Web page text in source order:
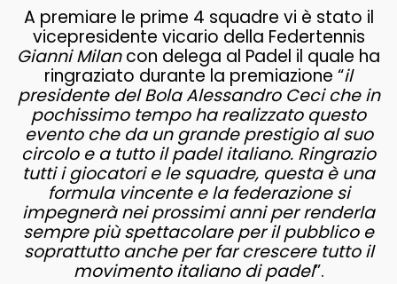
A premiare le prime 4 squadre vi è stato il
vicepresidente vicario della Federtennis
Gianni Milancon delega al Padel il quale ha
ringraziato durante la premiazione “il
presidente del Bola Alessandro Ceci che in
pochissimo tempo ha realizzato questo
evento che da un grande prestigio al suo
circolo e a tutto il padel italiano. Ringrazio
tutti i giocatori e le squadre, questa è una
formula vincente e la federazione si
impegnerà nei prossimi anni per renderla
sempre più spettacolare per il pubblico e
soprattutto anche per far crescere tutto il
movimento italiano di padel”.